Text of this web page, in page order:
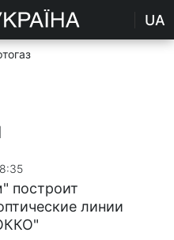
UA
построит
линии